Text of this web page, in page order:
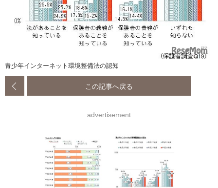
青少年インターネット環境整備法の認知
この記事へ戻る
advertisement